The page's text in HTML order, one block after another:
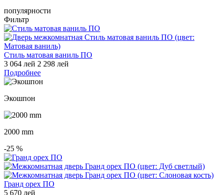
популярности
Фильтр
Стиль матовая ваниль ПО
3 064 лей 2 298 лей
Подробнее
Экошпон
2000 mm
-25 %
Гранд орех ПО
5 670 лей